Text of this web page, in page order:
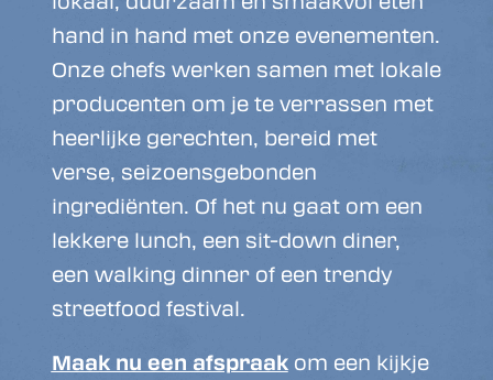
hand in hand met onze evenementen.
Onze chefs werken samen met lokale
producenten om je te verrassen met
heerlijke gerechten, bereid met
verse, seizoensgebonden
ingrediënten. Of het nu gaat om een
lekkere lunch, een sit-down diner,
een walking dinner of een trendy
streetfood festival.
Maak nu een afspraakom een kijkje